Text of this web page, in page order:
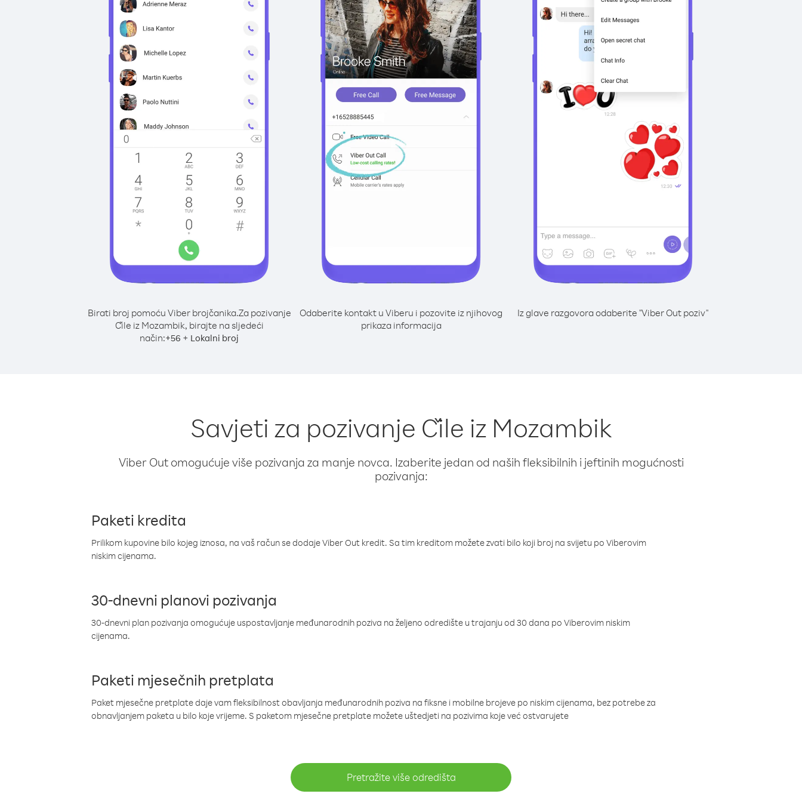
Birati broj pomoću Viber brojčanika.Za pozivanje
Čile iz Mozambik, birajte na sljedeći
način:+56 + Lokalni broj
Odaberite kontakt u Viberu i pozovite iz njihovog
prikaza informacija
Iz glave razgovora odaberite "Viber Out poziv"
Savjeti za pozivanje Čile iz Mozambik
Viber Out omogućuje više pozivanja za manje novca. Izaberite jedan od naših fleksibilnih i jeftinih mogućnosti
pozivanja:
Paketi kredita
Prilikom kupovine bilo kojeg iznosa, na vaš račun se dodaje Viber Out kredit. Sa tim kreditom možete zvati bilo koji broj na svijetu po Viberovim
niskim cijenama.
30-dnevni planovi pozivanja
30-dnevni plan pozivanja omogućuje uspostavljanje međunarodnih poziva na željeno odredište u trajanju od 30 dana po Viberovim niskim
cijenama.
Paketi mjesečnih pretplata
Paket mjesečne pretplate daje vam fleksibilnost obavljanja međunarodnih poziva na fiksne i mobilne brojeve po niskim cijenama, bez potrebe za
obnavljanjem paketa u bilo koje vrijeme. S paketom mjesečne pretplate možete uštedjeti na pozivima koje već ostvarujete
Pretražite više odredišta